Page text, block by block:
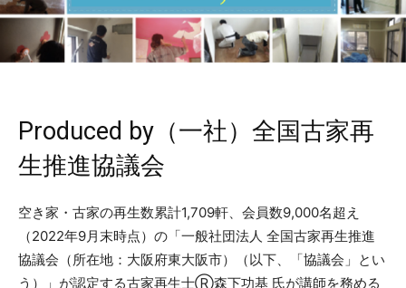
Produced by（一社）全国古家再
生推進協議会
空き家・古家の再生数累計1,709軒、会員数9,000名超え
（2022年9月末時点）の「一般社団法人 全国古家再生推進
協議会（所在地：大阪府東大阪市）（以下、「協議会」とい
う）」が認定する古家再生士Ⓡ森下功基 氏が講師を務める